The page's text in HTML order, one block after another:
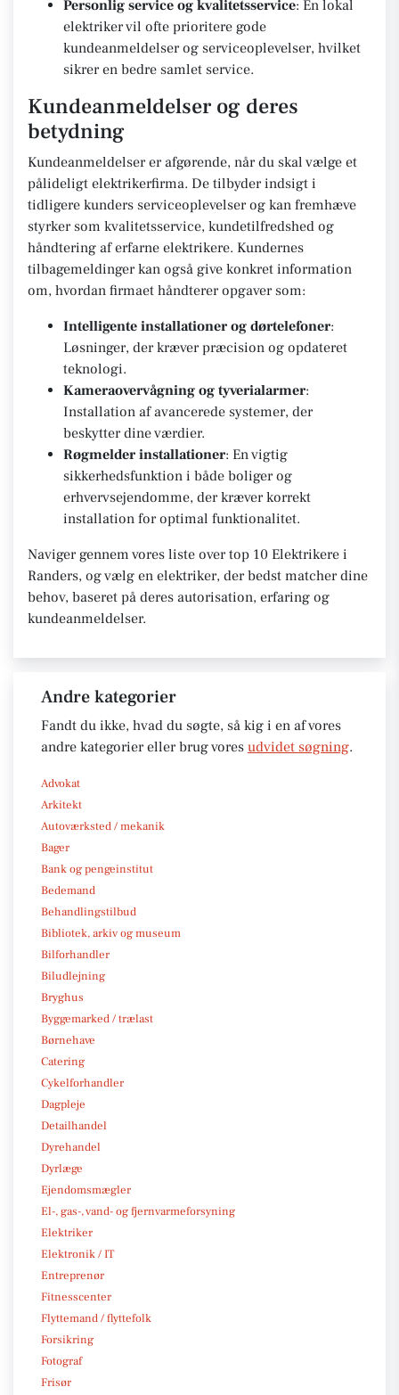
Personlig service og kvalitetsservice: En lokal
elektriker vil ofte prioritere gode
kundeanmeldelser og serviceoplevelser, hvilket
sikrer en bedre samlet service.
Kundeanmeldelser og deres
betydning
Kundeanmeldelser er afgørende, når du skal vælge et
pålideligt elektrikerfirma. De tilbyder indsigt i
tidligere kunders serviceoplevelser og kan fremhæve
styrker som kvalitetsservice, kundetilfredshed og
håndtering af erfarne elektrikere. Kundernes
tilbagemeldinger kan også give konkret information
om, hvordan firmaet håndterer opgaver som:
Intelligente installationer og dørtelefoner:
Løsninger, der kræver præcision og opdateret
teknologi.
Kameraovervågning og tyverialarmer:
Installation af avancerede systemer, der
beskytter dine værdier.
Røgmelder installationer: En vigtig
sikkerhedsfunktion i både boliger og
erhvervsejendomme, der kræver korrekt
installation for optimal funktionalitet.
Naviger gennem vores liste over top 10 Elektrikere i
Randers, og vælg en elektriker, der bedst matcher dine
behov, baseret på deres autorisation, erfaring og
kundeanmeldelser.
Andre kategorier
Fandt du ikke, hvad du søgte, så kig i en af vores
andre kategorier eller brug vores udvidet søgning.
Advokat
Arkitekt
Autoværksted / mekanik
Bager
Bank og pengeinstitut
Bedemand
Behandlingstilbud
Bibliotek, arkiv og museum
Bilforhandler
Biludlejning
Bryghus
Byggemarked / trælast
Børnehave
Catering
Cykelforhandler
Dagpleje
Detailhandel
Dyrehandel
Dyrlæge
Ejendomsmægler
El-, gas-, vand- og fjernvarmeforsyning
Elektriker
Elektronik / IT
Entreprenør
Fitnesscenter
Flyttemand / flyttefolk
Forsikring
Fotograf
Frisør